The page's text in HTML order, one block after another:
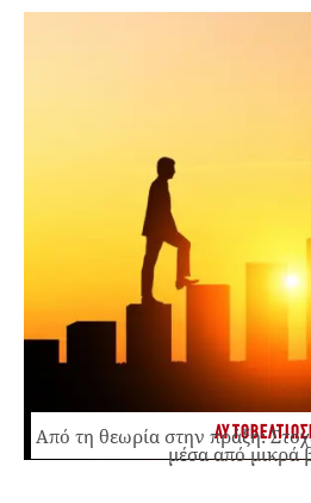
Από τη θεωρία στην πράξη:
μέσα από μικρά